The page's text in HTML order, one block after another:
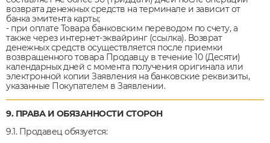
возврата денежных средств на терминале и зависит от
банка эмитента карты;
- при оплате Товара банковским переводом по счету, а
также через интернет-эквайринг (ссылка). Возврат
денежных средств осуществляется после приемки
возвращенного товара Продавцу в течение 10 (Десяти)
календарных дней с момента получения оригинала или
электронной копии Заявления на банковские реквизиты,
указанные Покупателем в Заявлении.
9. ПРАВА И ОБЯЗАННОСТИ СТОРОН
9.1. Продавец обязуется: